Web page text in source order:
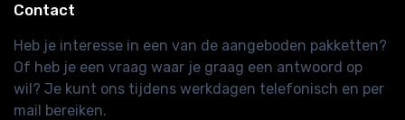
Contact
Heb je interesse in een van de aangeboden pakketten?
Of heb je een vraag waar je graag een antwoord op
wil? Je kunt ons tijdens werkdagen telefonisch en per
mail bereiken.